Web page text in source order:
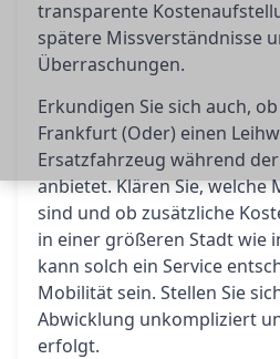
transparente
spätere Missverständnisse
Überraschungen.
Erkundigen Sie sich auch,
Frankfurt (Oder) einen
Ersatzfahrzeug während
anbietet. Klären Sie, welche
sind und ob zusätzliche
in einer größeren Stadt wie
kann solch ein Service
Mobilität sein. Stellen Sie
Abwicklung unkompliziert
erfolgt.